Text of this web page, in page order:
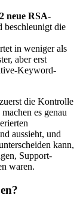
neue RSA-
beschleunigt die
in weniger als
aber erst
Keyword-
die Kontrolle
es genau
aussieht, und
kann,
Support-
waren.